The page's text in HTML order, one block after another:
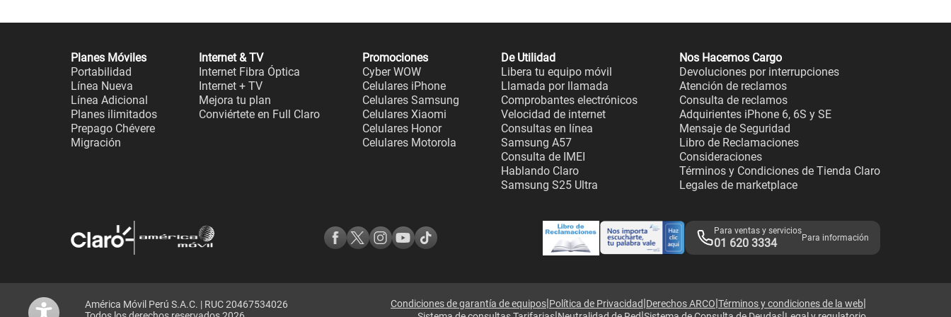
Planes Móviles
Portabilidad
Línea Nueva
Línea Adicional
Planes ilimitados
Prepago Chévere
Migración
Internet & TV
Internet Fibra Óptica
Internet + TV
Mejora tu plan
Conviértete en Full Claro
Promociones
Cyber WOW
Celulares iPhone
Celulares Samsung
Celulares Xiaomi
Celulares Honor
Celulares Motorola
De Utilidad
Libera tu equipo móvil
Llamada por llamada
Comprobantes electrónicos
Velocidad de internet
Consultas en línea
Samsung A57
Consulta de IMEI
Hablando Claro
Samsung S25 Ultra
Nos Hacemos Cargo
Devoluciones por interrupciones
Atención de reclamos
Consulta de reclamos
Adquirientes iPhone 6, 6S y SE
Mensaje de Seguridad
Libro de Reclamaciones
Consideraciones
Términos y Condiciones de Tienda Claro
Legales de marketplace
Para ventas y servicios
01 620 3334 Para información
América Móvil Perú S.A.C. | RUC 20467534026
Condiciones de garantía de equipos|Política de Privacidad|Derechos ARCO|Términos y condiciones de la web|